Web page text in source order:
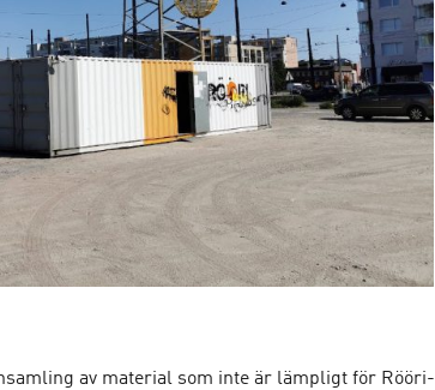
av material som inte är lämpligt för Rööri-